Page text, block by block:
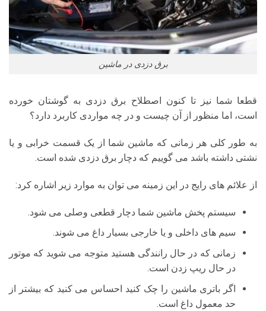
برق دزدی در ماشین
قطعا شما نیز تا کنون اصطلاح برق دزدی به گوشتان خورده
است، اما منظور از آن چیست و در چه مواردی کاربرد دارد؟
به طور کلی هر زمانی که ماشین شما از یک قسمت خرابی و یا
نشتی داشته باشد می گوییم که دچار برق دزدی شده است.
از علائم های رایج در این زمینه می توان به موارد زیر اشاره کرد:
سیستم پخش ماشین شما دچار قطعی وصلی می شود.
سیم های داخلی و یا خارجی بسیار داغ می شوند.
زمانی که در حال رانندگی هستید متوجه می شوید که موتور
در حال ریپ زدن است.
اگر باتری ماشین را چک کنید احساس می کنید که بیشتر از
حد معمول داغ است.